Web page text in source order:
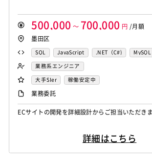
500,000 ～ 700,000 円 /月額
墨田区
SQL JavaScript .NET（C#)
MySQL
業務系エンジニア
大手SIer
稼働安定中
業務委託
ECサイトの開発を詳細設計からご担当いただき
詳細はこちら